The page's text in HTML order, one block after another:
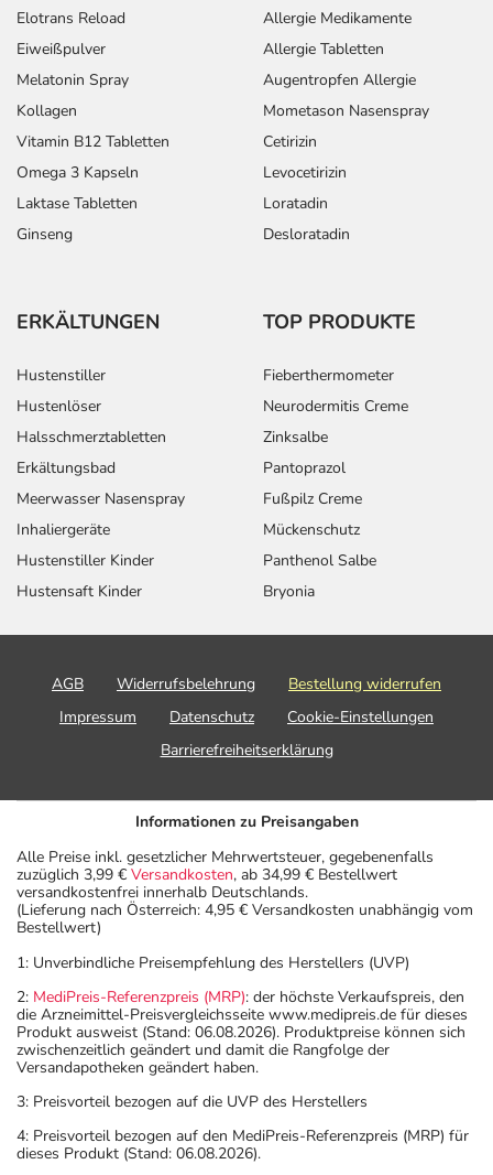
Elotrans Reload
Eiweißpulver
Melatonin Spray
Kollagen
Vitamin B12 Tabletten
Omega 3 Kapseln
Laktase Tabletten
Ginseng
Allergie Medikamente
Allergie Tabletten
Augentropfen Allergie
Mometason Nasenspray
Cetirizin
Levocetirizin
Loratadin
Desloratadin
ERKÄLTUNGEN
Hustenstiller
Hustenlöser
Halsschmerztabletten
Erkältungsbad
Meerwasser Nasenspray
Inhaliergeräte
Hustenstiller Kinder
Hustensaft Kinder
TOP PRODUKTE
Fieberthermometer
Neurodermitis Creme
Zinksalbe
Pantoprazol
Fußpilz Creme
Mückenschutz
Panthenol Salbe
Bryonia
AGB Widerrufsbelehrung
Bestellung widerrufen
Impressum
Datenschutz
Cookie-Einstellungen
Barrierefreiheitserklärung
Informationen zu Preisangaben
Alle Preise inkl. gesetzlicher Mehrwertsteuer, gegebenenfalls
zuzüglich 3,99 € Versandkosten, ab 34,99 € Bestellwert
versandkostenfrei innerhalb Deutschlands.
(Lieferung nach Österreich: 4,95 € Versandkosten unabhängig vom
Bestellwert)
1: Unverbindliche Preisempfehlung des Herstellers (UVP)
2: MediPreis-Referenzpreis (MRP): der höchste Verkaufspreis, den
die Arzneimittel-Preisvergleichsseite www.medipreis.de für dieses
Produkt ausweist (Stand: 06.08.2026). Produktpreise können sich
zwischenzeitlich geändert und damit die Rangfolge der
Versandapotheken geändert haben.
3: Preisvorteil bezogen auf die UVP des Herstellers
4: Preisvorteil bezogen auf den MediPreis-Referenzpreis (MRP) für
dieses Produkt (Stand: 06.08.2026).